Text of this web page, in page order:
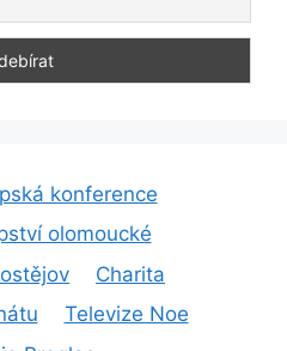
konference
olomoucké
Charita
Televize Noe